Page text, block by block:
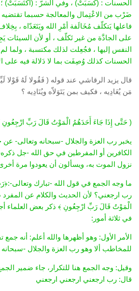
الحسنات : (كَسَبَتْ) ، وفي الشرّ : (اكْتَسَبَتْ) ؛
ضَرْب من الاعْتِمال والمعالجة حسبما تقتضيه
فاعلها يَتكلّف مُخَالَفة أمْرِ الله ويَتَعَدّاه ،
على الجادَّة من غير تَكلّف ، أو لأن السيئات
النفس إليها ، فجُعِلت لذلك مكتسبة ، ولما
الحسنات كذلك وُصِفَت بما لا دَلالة فيه على
قال يزيد الرقاشي عند قوله ( فَقُولا لَهُ قَوْلا
مَن يُعَادِيه ، فكيف بمن يَتَوَلاّه ويُنَادِيه ؟
( حَتَّى إِذَا جَاءَ أَحَدَهُمُ الْمَوْتُ قَالَ رَبِّ ارْجِعُونِ
يخبر رب العزة والجلال -سبحانه وتعالى-
الكافرين أو المفرطين في حق الله -جل
نزول الموت به، ويسألون أن يعودوا مرة أخرى
ما وجه الجمع في قول الله -تبارك وتعالى-
رب ارجعني؟ لأن الحديث والكلام عن المفرد
الْمَوْتُ قَالَ رَبِّ ارْجِعُونِ ﴾ ذكر بعض العلماء
في ثلاثة أمور:
الأمر الأول: وهو أظهرها والله أعلم: أنه جمع
للمخاطب ألا وهو رب العزة والجلال -سبحانه
وقيل: وجه الجمع هنا للتكرار، جاء ضمير الجمع
قال: رب ارجعني ارجعني ارجعني